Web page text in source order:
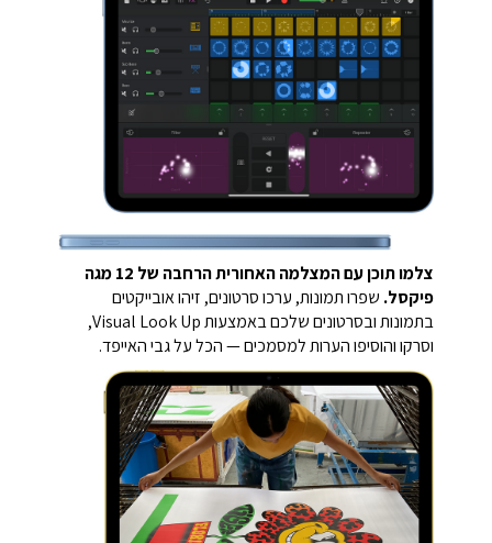
צלמו תוכן עם המצלמה האחורית הרחבה של 12 מגה
פיקסל. שפרו תמונות, ערכו סרטונים, זיהו אובייקטים
בתמונות ובסרטונים שלכם באמצעות Visual Look Up,
וסרקו והוסיפו הערות למסמכים — הכל על גבי האייפד.